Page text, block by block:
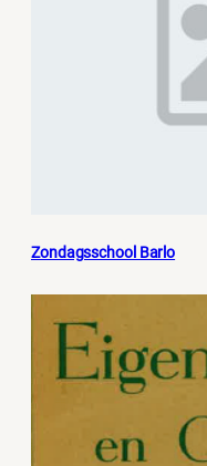
Zondagsschool Barlo